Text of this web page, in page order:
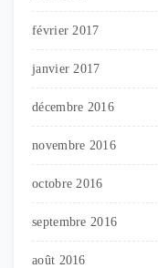
février 2017
janvier 2017
décembre 2016
novembre 2016
octobre 2016
septembre 2016
août 2016